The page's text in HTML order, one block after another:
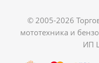
© 2005-2026
мототехника и
ИП